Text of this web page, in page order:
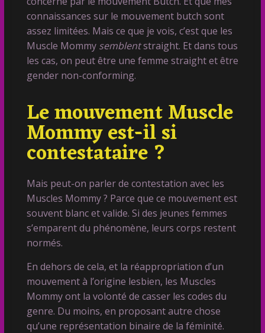
connaissances sur le mouvement butch sont
assez limitées. Mais ce que je vois, c’est que les
Muscle Mommy semblentstraight. Et dans tous
les cas, on peut être une femme straight et être
gender non-conforming.
Le mouvement Muscle
Mommy est-il si
contestataire ?
Mais peut-on parler de contestation avec les
Muscles Mommy ? Parce que ce mouvement est
souvent blanc et valide. Si des jeunes femmes
s’emparent du phénomène, leurs corps restent
normés.
En dehors de cela, et la réappropriation d’un
mouvement à l’origine lesbien, les Muscles
Mommy ont la volonté de casser les codes du
genre. Du moins, en proposant autre chose
qu’une représentation binaire de la féminité.